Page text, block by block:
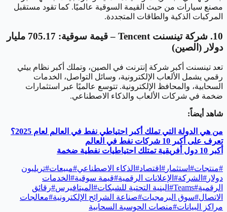
مصنع سيارات من حيث القيمة السوقية عالميًا. كما تقود مستقبل
المركبات الذكية والطاقات المتجددة.
10. شركة تينسنت Tencent – قيمة سوقية: 705.17 مليار
دولار (الصين)
تعد تينسنت أكبر شركة إنترنت في الصين، وتملك أكبر نظام بيئي
رقمي يشمل الألعاب الإلكترونية، وسائل التواصل، الخدمات
السحابية، والمحافظ الإلكترونية. تتوسع عالميًا عبر استثمارات
ضخمة في شركات الألعاب والذكاء الاصطناعي.
شاهد أيضاً:
من هي الدولة التي تملك أكبر احتياطي نفط في العالم لعام 2025؟
تعرف على أكبر 10 شركات نفط في العالم
أكبر 10 دول أفريقية تمتلك احتياطيات نفطية ضخمة
#منتجات# استثمار # اقتصاد# الذكاء الاصطناعي#مبيعات#تريليون
دولار # الشركة# الإعلانات الرقمية#قيمة سوقية# الخدمات
الرقمية#
Teams
# البنية التحتية للشبكات# الميتافيرس#رقائق
الاتصال#سوق البرمجيات#صناعة الشرائح الإلكترونية#معالجات
مراكز البيانات#منصات الحوسبة السحابية